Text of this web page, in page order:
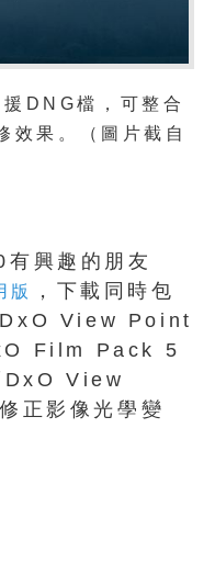
DNG檔，可整合
果。（圖片截自
興趣的朋友
版
，下載同時包
View Point
Film Pack 5
DxO View
正影像光學變